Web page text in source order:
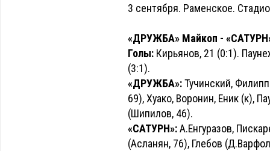
3 сентября. Раменское.
«ДРУЖБА» Майкоп -
Голы: Кирьянов, 21 (0:1).
(3:1).
«ДРУЖБА»:Тучинский,
69), Хуако, Воронин, Еник (к),
(Шипилов, 46).
«САТУРН»:А.Енгуразов,
(Асланян, 76), Глебов